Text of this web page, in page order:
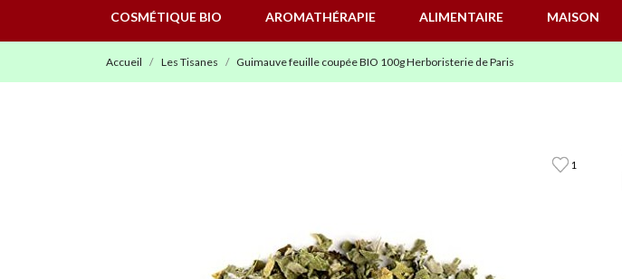
COSMÉTIQUE BIO AROMATHÉRAPIE ALIMENTAIRE MAISON
Accueil Les Tisanes Guimauve feuille coupée BIO 100g Herboristerie de Paris
1